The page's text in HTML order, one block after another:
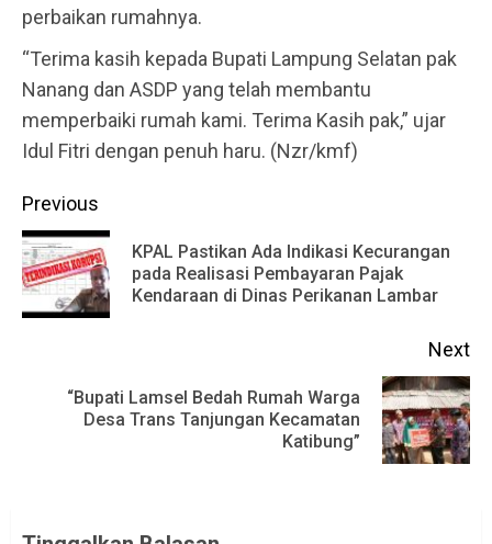
perbaikan rumahnya.
“Terima kasih kepada Bupati Lampung Selatan pak
Nanang dan ASDP yang telah membantu
memperbaiki rumah kami. Terima Kasih pak,” ujar
Idul Fitri dengan penuh haru. (Nzr/kmf)
Continue
Reading
Previous
KPAL Pastikan Ada Indikasi Kecurangan
pada Realisasi Pembayaran Pajak
Kendaraan di Dinas Perikanan Lambar
Next
“Bupati Lamsel Bedah Rumah Warga
Desa Trans Tanjungan Kecamatan
Katibung”